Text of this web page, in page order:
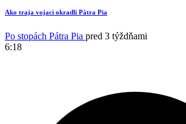
15
Ako traja vojaci okradli Pátra Pia
Po stopách Pátra Pia pred 3 týždňami
6:18